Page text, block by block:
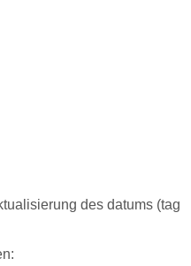
des datums (tag